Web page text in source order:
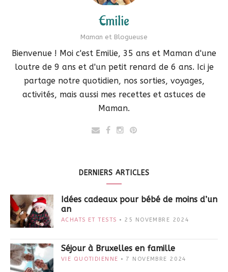
Emilie
Maman et Blogueuse
Bienvenue ! Moi c'est Emilie, 35 ans et Maman d'une
loutre de 9 ans et d'un petit renard de 6 ans. Ici je
partage notre quotidien, nos sorties, voyages,
activités, mais aussi mes recettes et astuces de
Maman.
DERNIERS ARTICLES
Idées cadeaux pour bébé de moins d’un
an
ACHATS ET TESTS 25 NOVEMBRE 2024
Séjour à Bruxelles en famille
VIE QUOTIDIENNE 7 NOVEMBRE 2024